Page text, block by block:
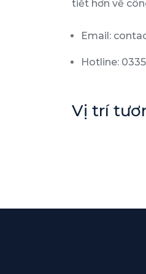
tiết hơn về
Email:
Hotline:
Vị trí